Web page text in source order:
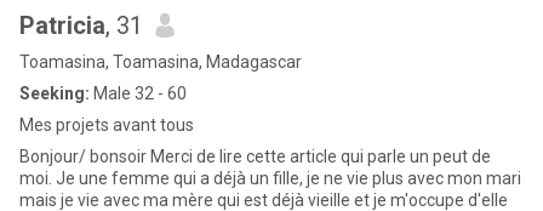
Patricia, 31
Toamasina, Toamasina, Madagascar
Seeking: Male 32 - 60
Mes projets avant tous
Bonjour/ bonsoir Merci de lire cette article qui parle un peut de
moi. Je une femme qui a déjà un fille, je ne vie plus avec mon mari
mais je vie avec ma mère qui est déjà vieille et je m'occupe d'elle